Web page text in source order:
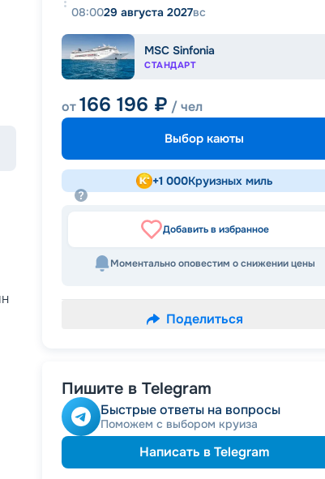
08:0029 августа 2027вс
MSC Sinfonia
СТАНДАРТ
от166 196 ₽ / чел
Выбор каюты
+1 000Круизных миль
Добавить в избранное
Моментально оповестим о снижении цены
Поделиться
Пишите в Telegram
Быстрые ответы на вопросы
Поможем с выбором круиза
Написать в Telegram